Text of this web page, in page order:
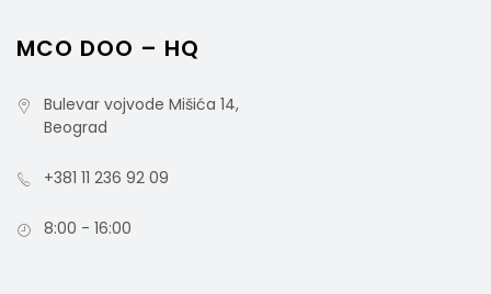
MCO DOO – HQ
Bulevar vojvode Mišića 14,
Beograd
+381 11 236 92 09
8:00 - 16:00